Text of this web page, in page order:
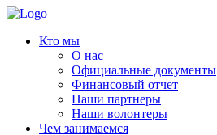
Кто мы
О нас
Официальные документы
Финансовый отчет
Наши партнеры
Наши волонтеры
Чем занимаемся